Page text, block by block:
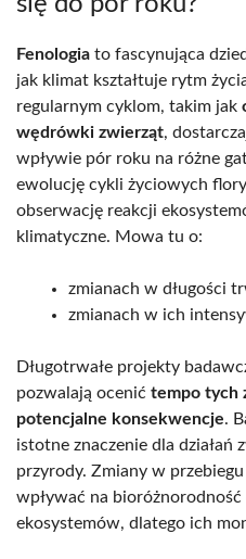
Fenologia to fascynująca
jak klimat kształtuje rytm
regularnym cyklom, takim jak
wędrówki zwierząt,
wpływie pór roku na różne
ewolucję cykli życiowych
obserwację reakcji
klimatyczne. Mowa tu o:
zmianach w długości
zmianach w ich
Długotrwałe projekty
pozwalają ocenić tempo tych
potencjalne konsekwencje.
istotne znaczenie dla działań
przyrody. Zmiany w
wpływać na
ekosystemów, dlatego ich